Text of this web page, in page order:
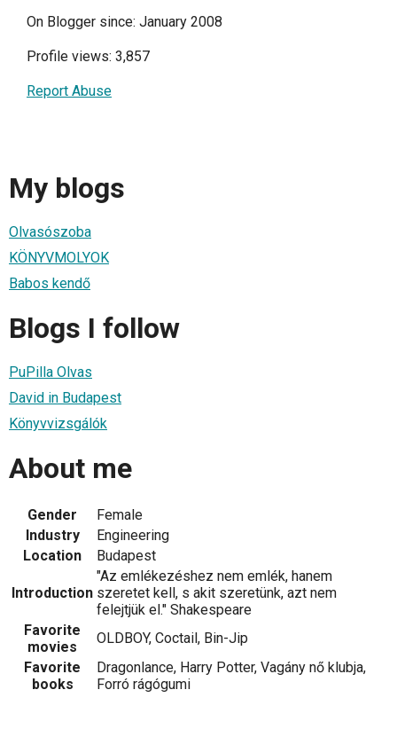
On Blogger since: January 2008
Profile views: 3,857
Report Abuse
My blogs
Olvasószoba
KÖNYVMOLYOK
Babos kendő
Blogs I follow
PuPilla Olvas
David in Budapest
Könyvvizsgálók
About me
Gender
Female
Industry
Engineering
Location
Budapest
Introduction
"Az emlékezéshez nem emlék, hanem
szeretet kell, s akit szeretünk, azt nem
felejtjük el." Shakespeare
Favorite
movies
OLDBOY, Coctail, Bin-Jip
Favorite
books
Dragonlance, Harry Potter, Vagány nő klubja,
Forró rágógumi